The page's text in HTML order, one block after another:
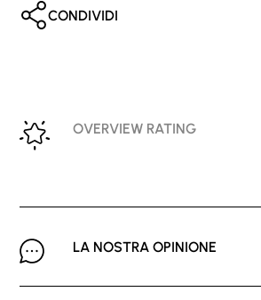
CONDIVIDI
OVERVIEW RATING
LA NOSTRA OPINIONE